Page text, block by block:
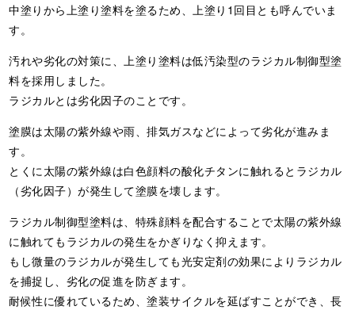
中塗りから上塗り塗料を塗るため、上塗り1回目とも呼んでいま
す。
汚れや劣化の対策に、上塗り塗料は低汚染型のラジカル制御型塗
料を採用しました。
ラジカルとは劣化因子のことです。
塗膜は太陽の紫外線や雨、排気ガスなどによって劣化が進みま
す。
とくに太陽の紫外線は白色顔料の酸化チタンに触れるとラジカル
（劣化因子）が発生して塗膜を壊します。
ラジカル制御型塗料は、特殊顔料を配合することで太陽の紫外線
に触れてもラジカルの発生をかぎりなく抑えます。
もし微量のラジカルが発生しても光安定剤の効果によりラジカル
を捕捉し、劣化の促進を防ぎます。
耐候性に優れているため、塗装サイクルを延ばすことができ、長